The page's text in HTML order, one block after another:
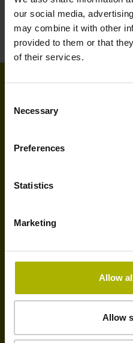
our social media,
may combine it with other
provided to them or that
of their services.
Selection
Necessary
Preferences
Statistics
Marketing
Allow
Allow
rotatifs aux logiciels de
passant par les commandes
HEIDENHAIN